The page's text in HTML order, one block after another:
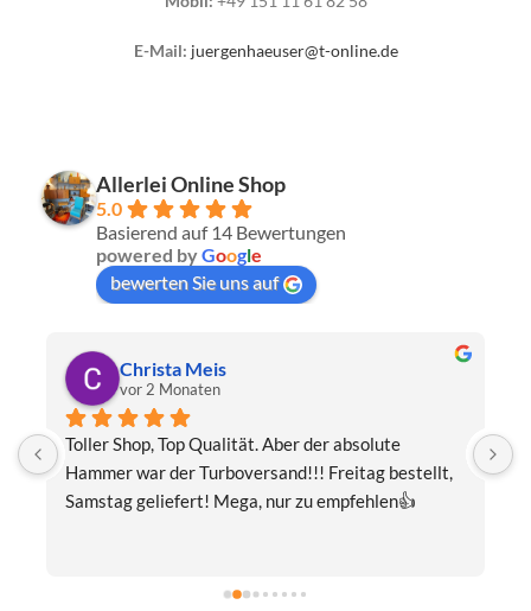
E-Mail: juergenhaeuser@t-online.de
Allerlei Online Shop
5.0
Basierend auf 14 Bewertungen
powered byGoogle
bewerten Sie uns auf
Christa Meis
vor 2 Monaten
Toller Shop, Top Qualität. Aber der absolute
Hammer war der Turboversand!!! Freitag bestellt,
Samstag geliefert! Mega, nur zu empfehlen👍